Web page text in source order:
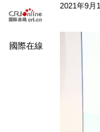
國際在線
2021年9月